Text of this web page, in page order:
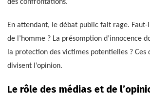
des confrontations.
En attendant, le débat public fait rage. Faut-
de l’homme ? La présomption d’innocence
la protection des victimes potentielles ? Ces
divisent l’opinion.
Le rôle des médias et de